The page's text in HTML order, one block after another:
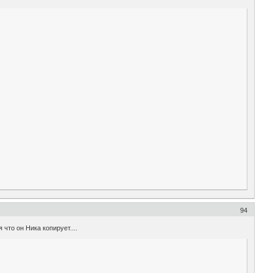
94
он Ника копирует....